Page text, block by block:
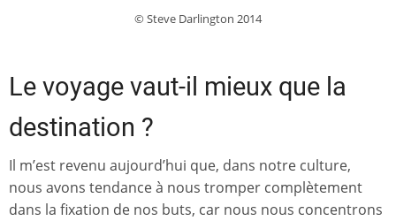
© Steve Darlington 2014
Le voyage vaut-il mieux que la
destination ?
Il m’est revenu aujourd’hui que, dans notre culture,
nous avons tendance à nous tromper complètement
dans la fixation de nos buts, car nous nous concentrons